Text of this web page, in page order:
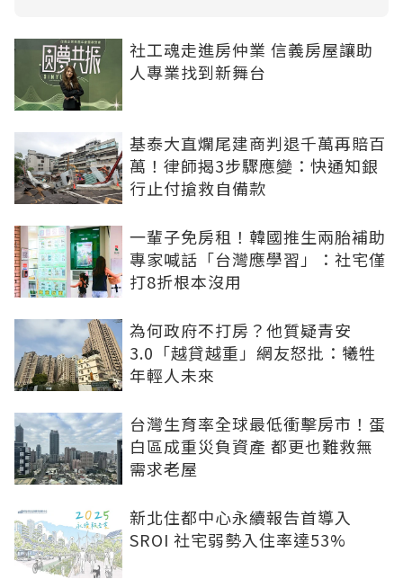
社工魂走進房仲業 信義房屋讓助
人專業找到新舞台
基泰大直爛尾建商判退千萬再賠百
萬！律師揭3步驟應變：快通知銀
行止付搶救自備款
一輩子免房租！韓國推生兩胎補助
專家喊話「台灣應學習」：社宅僅
打8折根本沒用
為何政府不打房？他質疑青安
3.0「越貸越重」網友怒批：犧牲
年輕人未來
台灣生育率全球最低衝擊房市！蛋
白區成重災負資產 都更也難救無
需求老屋
新北住都中心永續報告首導入
SROI 社宅弱勢入住率達53%